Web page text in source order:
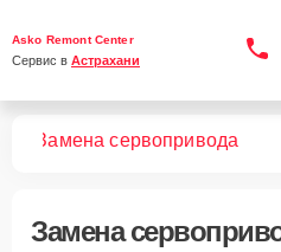
Asko Remont Center
Сервис в Астрахани
Замена сервопривода
Замена